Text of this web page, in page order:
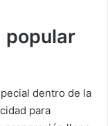
popular
dentro de la
para